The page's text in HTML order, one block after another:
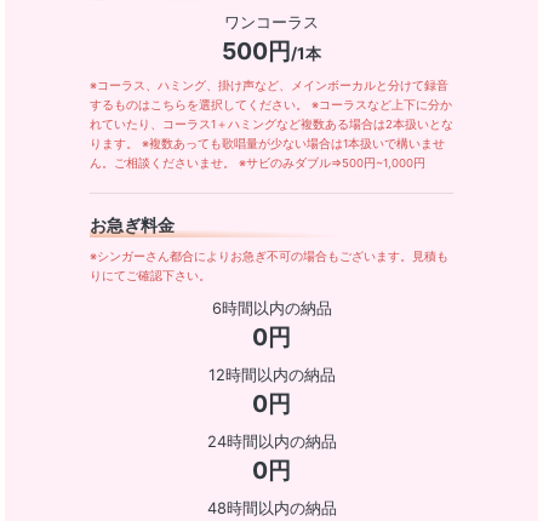
ワンコーラス
500円/1本
※コーラス、ハミング、掛け声など、メインボーカルと分けて録音
するものはこちらを選択してください。 ※コーラスなど上下に分か
れていたり、コーラス1＋ハミングなど複数ある場合は2本扱いとな
ります。 ※複数あっても歌唱量が少ない場合は1本扱いで構いませ
ん。ご相談くださいませ。 ※サビのみダブル⇒500円~1,000円
お急ぎ料金
※シンガーさん都合によりお急ぎ不可の場合もございます。見積も
りにてご確認下さい。
6時間以内の納品
0円
12時間以内の納品
0円
24時間以内の納品
0円
48時間以内の納品